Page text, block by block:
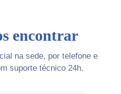
encontrar
na sede, por telefone e
suporte técnico 24h.